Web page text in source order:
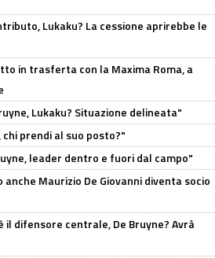
Lukaku? La cessione aprirebbe le
in trasferta con la Maxima Roma, a
Lukaku? Situazione delineata"
prendi al suo posto?"
leader dentro e fuori dal campo"
Maurizio De Giovanni diventa socio
il difensore centrale, De Bruyne? Avrà